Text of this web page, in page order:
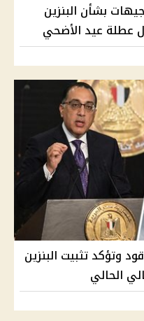
بشأن البنزين
عطلة عيد الأضحي
وتؤكد تثبيت البنزين
الحالي